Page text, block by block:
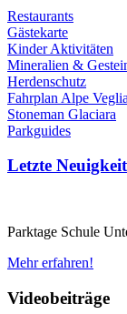
Restaurants
Gästekarte
Kinder Aktivitäten
Mineralien &
Herdenschutz
Fahrplan Alpe
Stoneman Glaciara
Parkguides
Letzte
Parktage Schule
Mehr erfahren!
Videobeiträge